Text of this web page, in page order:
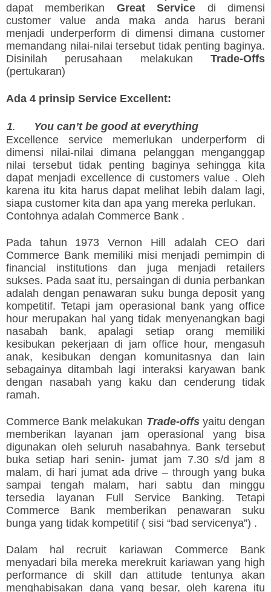
dapat memberikan Great Service di dimensi
customer value anda maka anda harus berani
menjadi underperform di dimensi dimana customer
memandang nilai-nilai tersebut tidak penting baginya.
Disinilah perusahaan melakukan Trade-Offs
(pertukaran)
Ada 4 prinsip Service Excellent:
1.
You can’t be good at everything
Excellence service memerlukan underperform di
dimensi nilai-nilai dimana pelanggan menganggap
nilai tersebut tidak penting baginya sehingga kita
dapat menjadi excellence di customers value . Oleh
karena itu kita harus dapat melihat lebih dalam lagi,
siapa customer kita dan apa yang mereka perlukan.
Contohnya adalah Commerce Bank .
Pada tahun 1973 Vernon Hill adalah CEO dari
Commerce Bank memiliki misi menjadi pemimpin di
financial institutions dan juga menjadi retailers
sukses. Pada saat itu, persaingan di dunia perbankan
adalah dengan penawaran suku bunga deposit yang
kompetitif. Tetapi jam operasional bank yang office
hour merupakan hal yang tidak menyenangkan bagi
nasabah bank, apalagi setiap orang memiliki
kesibukan pekerjaan di jam office hour, mengasuh
anak, kesibukan dengan komunitasnya dan lain
sebagainya ditambah lagi interaksi karyawan bank
dengan nasabah yang kaku dan cenderung tidak
ramah.
Commerce Bank melakukan Trade-offsyaitu dengan
memberikan layanan jam operasional yang bisa
digunakan oleh seluruh nasabahnya. Bank tersebut
buka setiap hari senin- jumat jam 7.30 s/d jam 8
malam, di hari jumat ada drive – through yang buka
sampai tengah malam, hari sabtu dan minggu
tersedia layanan Full Service Banking. Tetapi
Commerce Bank memberikan penawaran suku
bunga yang tidak kompetitif ( sisi “bad servicenya”) .
Dalam hal recruit kariawan Commerce Bank
menyadari bila mereka merekruit kariawan yang high
performance di skill dan attitude tentunya akan
menghabisakan dana yang besar, oleh karena itu